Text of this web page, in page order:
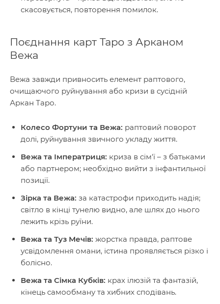
скасовується, повторення помилок.
Поєднання карт Таро з Арканом
Вежа
Вежа завжди привносить елемент раптового,
очищаючого руйнування або кризи в сусідній
Аркан Таро.
Колесо Фортуни та Вежа: раптовий поворот
долі, руйнування звичного укладу життя.
Вежа та Імператриця: криза в сім'ї – з батьками
або партнером; необхідно вийти з інфантильної
позиції.
Зірка та Вежа: за катастрофи приходить надія;
світло в кінці тунелю видно, але шлях до нього
лежить крізь руїни.
Вежа та Туз Мечів: жорстка правда, раптове
усвідомлення омани, істина проявляється різко і
болісно.
Вежа та Сімка Кубків: крах ілюзій та фантазій,
кінець самообману та хибних сподівань.